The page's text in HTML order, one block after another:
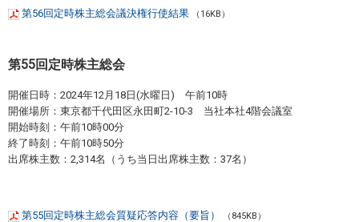
第56回定時株主総会議決権行使結果 （16KB）
第55回定時株主総会
開催日時：2024年12月18日(水曜日) 午前10時
開催場所：東京都千代田区永田町2-10-3 当社本社4階会議室
開始時刻：午前10時00分
終了時刻：午前10時50分
出席株主数：2,314名（うち当日出席株主数：37名）
第55回定時株主総会質疑応答内容（要旨） （845KB）